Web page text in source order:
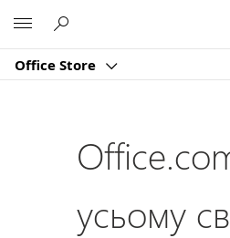
Office Store
усьому